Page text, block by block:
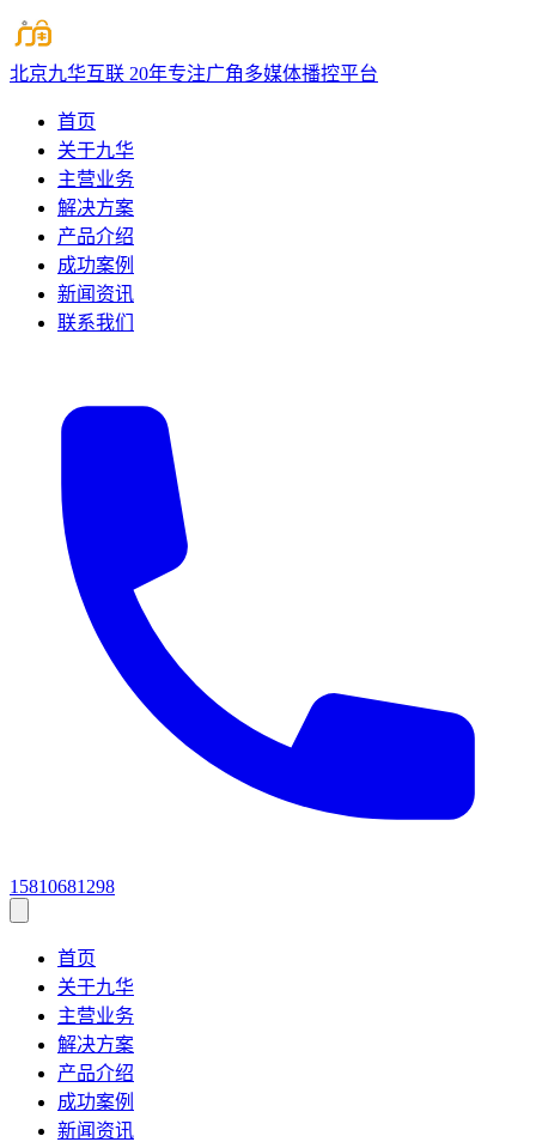
北京九华互联 20年专注广角多媒体播控平台
首页
关于九华
主营业务
解决方案
产品介绍
成功案例
新闻资讯
联系我们
15810681298
首页
关于九华
主营业务
解决方案
产品介绍
成功案例
新闻资讯